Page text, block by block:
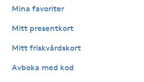
Japansk massage
K18
Mina favoriter
Mitt presentkort
Mitt friskvårdskort
Avboka med kod